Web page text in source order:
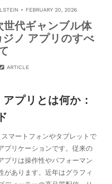
FEBRUARY 20, 2026
代ギャンブル体
ノ アプリのすべ
ARTICLE
プリとは何か：
スマートフォンやタブレットで
プリケーションです。従来の
プリは操作性やパフォーマン
があります。近年はグラフィ